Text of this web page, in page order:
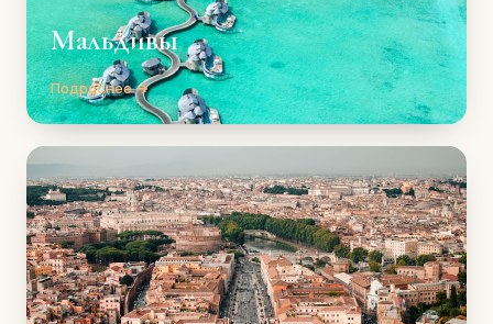
Мальдивы
Подробнее →